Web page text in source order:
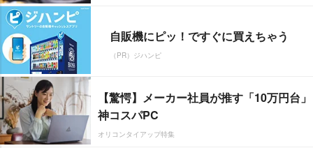
自販機にピッ！ですぐに買えちゃう
（PR）ジハンピ
【驚愕】メーカー社員が推す「10万円台」
神コスパPC
オリコンタイアップ特集